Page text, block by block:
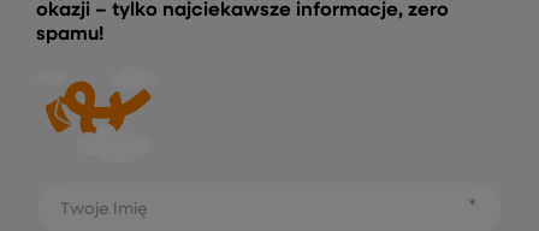
okazji – tylko najciekawsze informacje, zero
spamu!
Twoje Imię